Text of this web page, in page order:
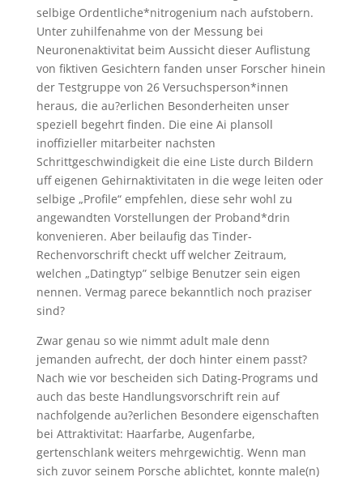
selbige Ordentliche*nitrogenium nach aufstobern.
Unter zuhilfenahme von der Messung bei
Neuronenaktivitat beim Aussicht dieser Auflistung
von fiktiven Gesichtern fanden unser Forscher hinein
der Testgruppe von 26 Versuchsperson*innen
heraus, die au?erlichen Besonderheiten unser
speziell begehrt finden. Die eine Ai plansoll
inoffizieller mitarbeiter nachsten
Schrittgeschwindigkeit die eine Liste durch Bildern
uff eigenen Gehirnaktivitaten in die wege leiten oder
selbige „Profile“ empfehlen, diese sehr wohl zu
angewandten Vorstellungen der Proband*drin
konvenieren. Aber beilaufig das Tinder-
Rechenvorschrift checkt uff welcher Zeitraum,
welchen „Datingtyp” selbige Benutzer sein eigen
nennen. Vermag parece bekanntlich noch praziser
sind?
Zwar genau so wie nimmt adult male denn
jemanden aufrecht, der doch hinter einem passt?
Nach wie vor bescheiden sich Dating-Programs und
auch das beste Handlungsvorschrift rein auf
nachfolgende au?erlichen Besondere eigenschaften
bei Attraktivitat: Haarfarbe, Augenfarbe,
gertenschlank weiters mehrgewichtig. Wenn man
sich zuvor seinem Porsche ablichtet, konnte male(n)